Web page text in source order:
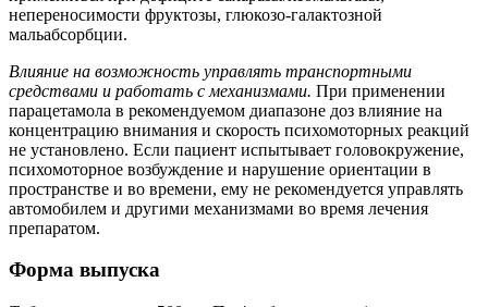
непереносимости фруктозы, глюкозо-галактозной
мальабсорбции.
Влияние на возможность управлять транспортными
средствами и работать с механизмами. При применении
парацетамола в рекомендуемом диапазоне доз влияние на
концентрацию внимания и скорость психомоторных реакций
не установлено. Если пациент испытывает головокружение,
психомоторное возбуждение и нарушение ориентации в
пространстве и во времени, ему не рекомендуется управлять
автомобилем и другими механизмами во время лечения
препаратом.
Форма выпуска